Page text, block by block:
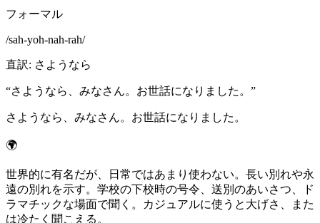
フォーマル
/sah-yoh-nah-rah/
直訳: さようなら
“さようなら、みなさん。お世話になりました。 ”
さようなら、みなさん。お世話になりました。
🌍
世界的に有名だが、日常ではあまり使わない。長い別れや永
遠の別れを示す。学校の下校時の号令、送別のあいさつ、ド
ラマチックな場面で聞く。カジュアルに使うと大げさ、また
は冷たく聞こえる。